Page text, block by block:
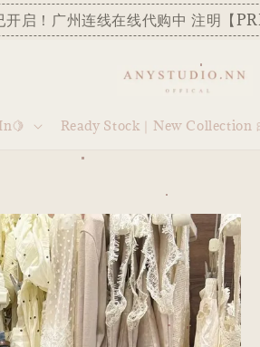
开启！广州连线在线代购中 注明【
Ready Stock｜New Collection